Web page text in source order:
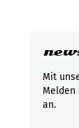
Mit
an.